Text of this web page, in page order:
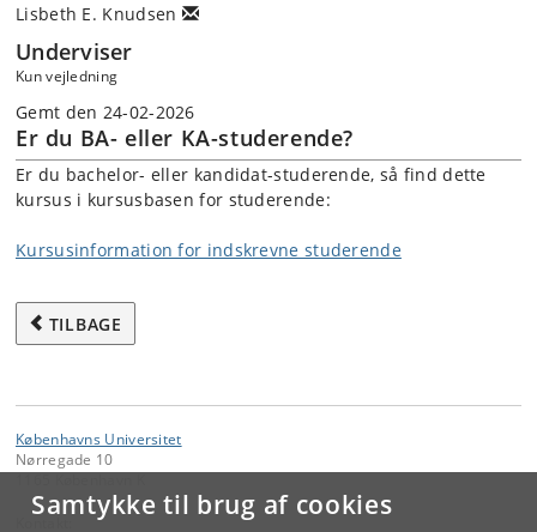
Samtykke til brug af cookies
Lisbeth E. Knudsen
Underviser
Kun vejledning
Gemt den 24-02-2026
Er du BA- eller KA-studerende?
Er du bachelor- eller kandidat-studerende, så find dette
kursus i kursusbasen for studerende:
Kursusinformation for indskrevne studerende
TILBAGE
Københavns Universitet
Nørregade 10